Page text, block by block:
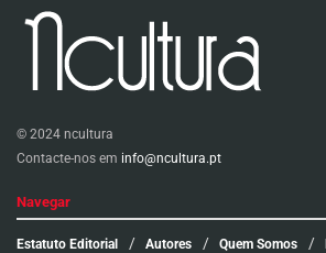
© 2024 ncultura
Contacte-nos em info@ncultura.pt
Navegar
Estatuto Editorial Autores Quem Somos